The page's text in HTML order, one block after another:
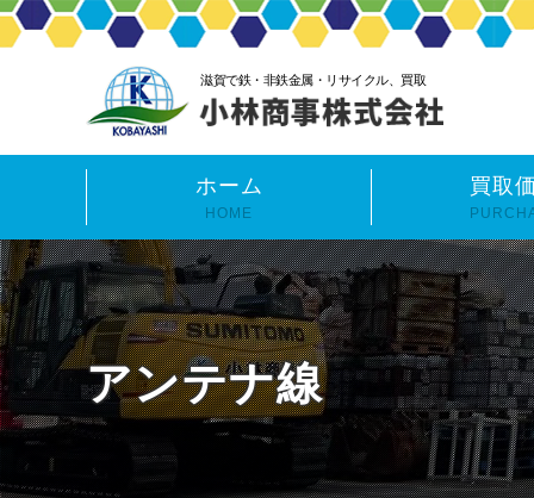
滋賀で鉄・非鉄金属・リサイクル、買取
ホーム
HOME
買取
アンテナ線